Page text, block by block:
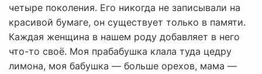
четыре поколения. Его никогда не записывали на
красивой бумаге, он существует только в памяти.
Каждая женщина в нашем роду добавляет в него
что-то своё. Моя прабабушка клала туда цедру
лимона, моя бабушка — больше орехов, мама —